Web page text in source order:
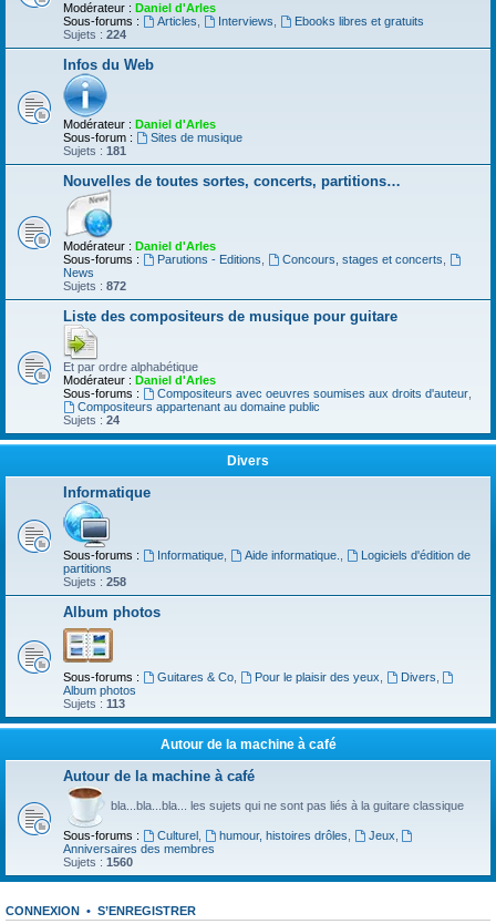
Modérateur : Daniel d'Arles
Sous-forums :
Articles Interviews
Ebooks libres et gratuits
Sujets : 224
Infos du Web
Modérateur : Daniel d'Arles
Sous-forum :
Sites de musique
Sujets : 181
Nouvelles de toutes sortes, concerts, partitions…
Modérateur : Daniel d'Arles
Sous-forums :
Parutions - Editions Concours, stages et concerts
News
Sujets : 872
Liste des compositeurs de musique pour guitare
Et par ordre alphabétique
Modérateur : Daniel d'Arles
Sous-forums :
Compositeurs avec oeuvres soumises aux droits d'auteur,
Compositeurs appartenant au domaine public
Sujets : 24
Divers
Informatique
Sous-forums : Informatique, Aide informatique.
Logiciels d'édition de
partitions
Sujets : 258
Album photos
Sous-forums : Guitares & Co, Pour le plaisir des yeux Divers
Album photos
Sujets : 113
Autour de la machine à café
Autour de la machine à café
bla...bla...bla... les sujets qui ne sont pas liés à la guitare classique
Sous-forums : Culturel, humour, histoires drôles Jeux
Anniversaires des membres
Sujets : 1560
CONNEXION • S’ENREGISTRER